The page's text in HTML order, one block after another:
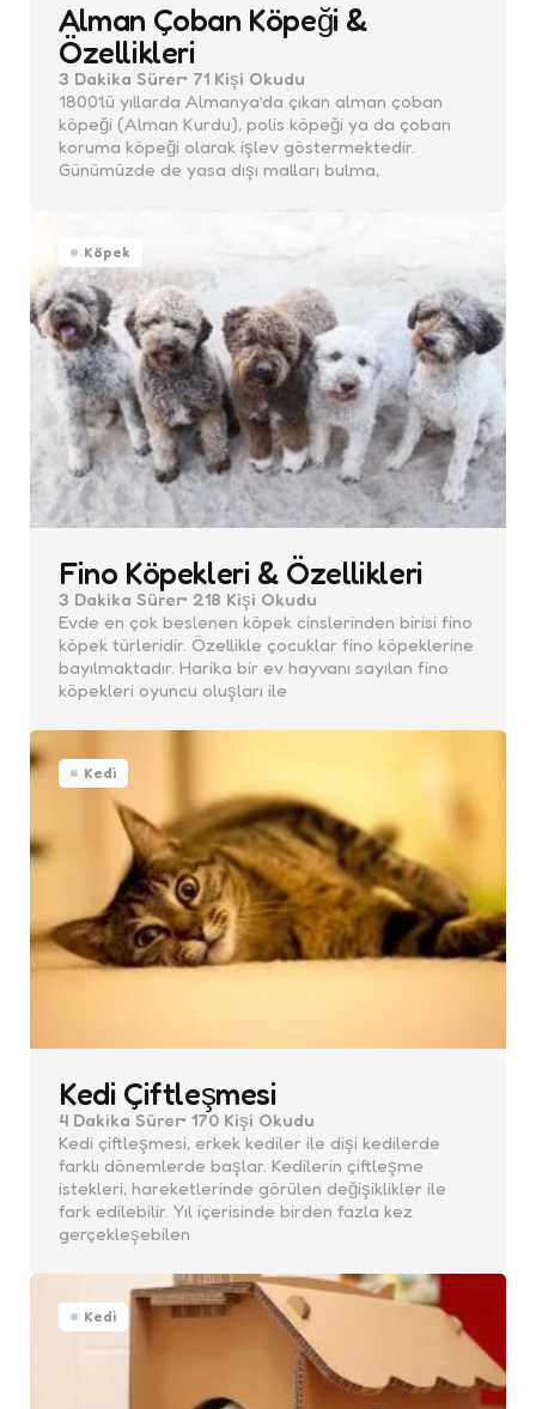
Alman Çoban Köpeği &
Özellikleri
3 Dakika Sürer 71 Kişi Okudu
1800’lü yıllarda Almanya’da çıkan alman çoban
köpeği (Alman Kurdu), polis köpeği ya da çoban
koruma köpeği olarak işlev göstermektedir.
Günümüzde de yasa dışı malları bulma,
Köpek
Fino Köpekleri & Özellikleri
3 Dakika Sürer 218 Kişi Okudu
Evde en çok beslenen köpek cinslerinden birisi fino
köpek türleridir. Özellikle çocuklar fino köpeklerine
bayılmaktadır. Harika bir ev hayvanı sayılan fino
köpekleri oyuncu oluşları ile
Kedi
Kedi Çiftleşmesi
4 Dakika Sürer 170 Kişi Okudu
Kedi çiftleşmesi, erkek kediler ile dişi kedilerde
farklı dönemlerde başlar. Kedilerin çiftleşme
istekleri, hareketlerinde görülen değişiklikler ile
fark edilebilir. Yıl içerisinde birden fazla kez
gerçekleşebilen
Kedi